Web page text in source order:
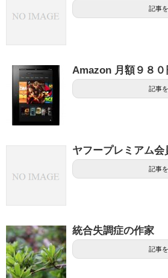
記事
Amazon 月額９８
記事
ヤフープレミアム
記事
統合失調症の作家
記事